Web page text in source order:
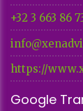
+32 3 663 86
https://
Google